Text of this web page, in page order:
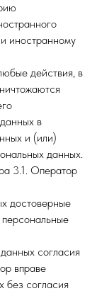
иностранному
действия, в
в
и (или)
данных.
3.1. Оператор
достоверные
согласия
вправе
без согласия